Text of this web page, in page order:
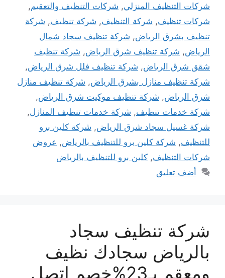
شركات التنظيف المنزلي, شركات التنظيف والتعقيم,
شركات تنظيف, شركة التنظيف, شركة تنظيف, شركة
تنظيف بشرق الرياض, شركة تنظيف سجاد شمال
الرياض, شركة تنظيف شرق الرياض, شركة تنظيف
شقق شرق الرياض, شركة تنظيف فلل شرق الرياض,
شركة تنظيف منازل بشرق الرياض, شركة تنظيف منازل
شرق الرياض, شركة تنظيف موكيت شرق الرياض,
شركة خدمات تنظيف, شركة خدمات تنظيف المنازل,
شركة غسيل سجاد شرق الرياض, شركة كلين برو
للتنظيف, شركة كلين برو للتنظيف بالرياض, عروض
شركات التنظيف, كلين برو للتنظيف بالرياض
أضف تعليق
شركة تنظيف سجاد
بالرياض سجادك نظيف
ومعقم بـ23%خصم اتصل